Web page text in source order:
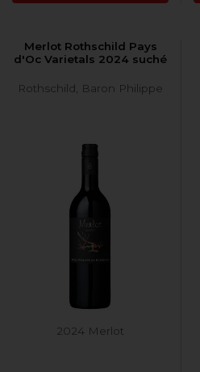
Merlot Rothschild Pays
d'Oc Varietals 2024 suché
Rothschild, Baron Philippe
2024 Merlot